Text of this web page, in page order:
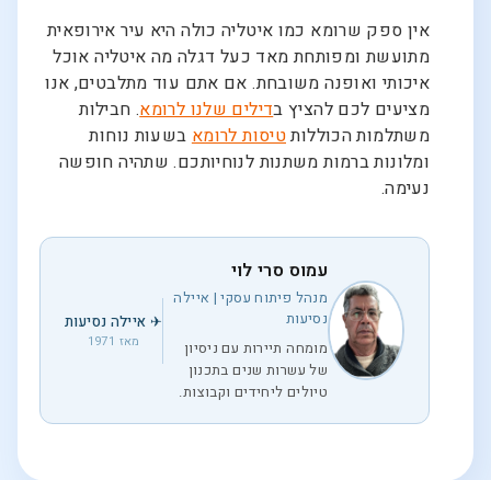
אין ספק שרומא כמו איטליה כולה היא עיר אירופאית
מתועשת ומפותחת מאד כעל דגלה מה איטליה אוכל
איכותי ואופנה משובחת. אם אתם עוד מתלבטים, אנו
מציעים לכם להציץ בדילים שלנו לרומא. חבילות
משתלמות הכוללותטיסות לרומאבשעות נוחות
ומלונות ברמות משתנות לנוחיותכם. שתהיה חופשה
נעימה.
עמוס סרי לוי
מנהל פיתוח עסקי | איילה
נסיעות
מומחה תיירות עם ניסיון
של עשרות שנים בתכנון
טיולים ליחידים וקבוצות.
✈ איילה נסיעות
מאז 1971